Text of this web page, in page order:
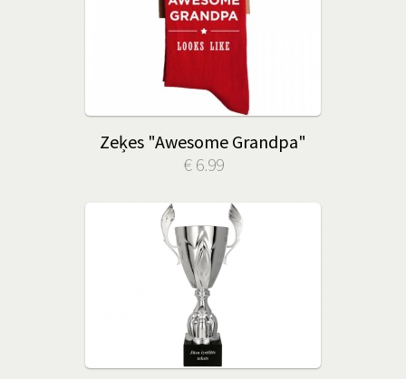
Zeķes "Awesome Grandpa"
€ 6.99